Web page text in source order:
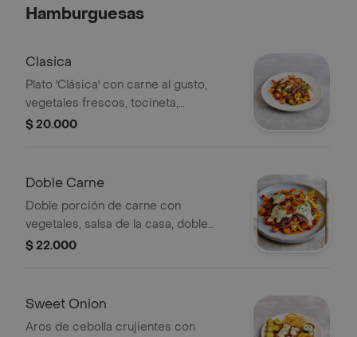
Hamburguesas
Clasica
Plato 'Clásica' con carne al gusto,
vegetales frescos, tocineta,
mozzarella y salsa de la casa.
$ 20.000
Doble Carne
Doble porción de carne con
vegetales, salsa de la casa, doble
mozzarella y tocineta crujiente.
$ 22.000
Sweet Onion
Aros de cebolla crujientes con